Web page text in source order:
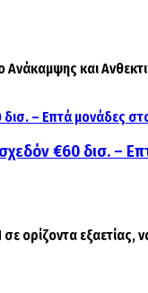
και
€60 δισ. –
ορίζοντα εξαετίας,